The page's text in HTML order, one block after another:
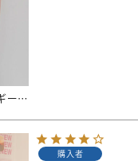
前後2wayVネックシャギーニットベスト
購入者